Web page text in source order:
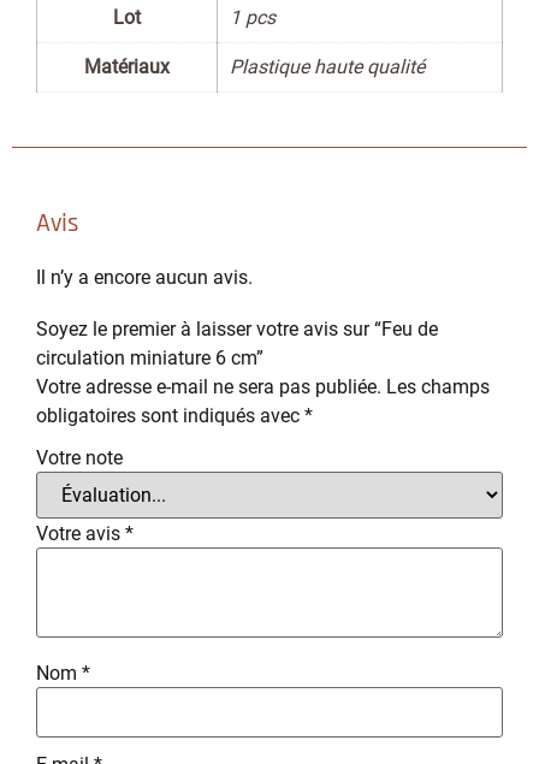
Lot 1 pcs
Matériaux Plastique haute qualité
Avis
Il n’y a encore aucun avis.
Soyez le premier à laisser votre avis sur “Feu de
circulation miniature 6 cm”
Votre adresse e-mail ne sera pas publiée. Les champs
obligatoires sont indiqués avec *
Votre note
Votre avis *
Nom *